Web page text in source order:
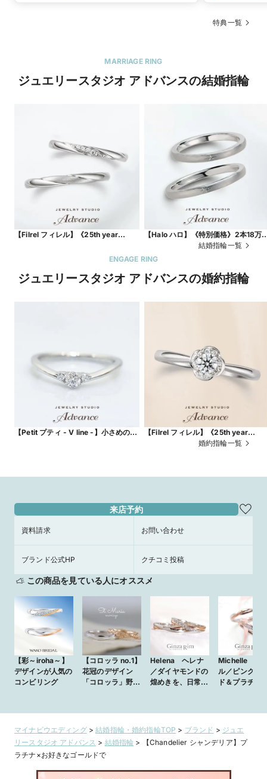
特典一覧
MARRIAGE RING
ジュエリースタジオ アドバンスの結婚指輪
【Filrel フィレル】《25th year
【Halo ハロ】《特別価格》2本18万
5000円から叶うセミオーダー鍛造リ
ング『plus one』
結婚指輪一覧
ENGAGE RING
ジュエリースタジオ アドバンスの婚約指輪
【Petit プティ - V line -】小さめのダ
【Filrel フィレル】《25th year
婚約指輪一覧
来店予約
資料請求 お問い合わせ
ブランド公式HP クチコミ投稿
この商品を見ている人にオススメ
【彩～iroha～】
デザインが人気の
コンビリング
【コロッラ no.1】
花冠のデザイン
「コロッラ」野原
Helena ヘレナ
／ダイヤモンドの
煌めきを、日常に
Michelle ミ
ル／ピンクゴ
ド＆プラチナ
マイナビウエディング>結婚指輪・婚約指輪TOP > ブランド > ジュエ
リースタジオ アドバンス > 結婚指輪 >
【Chandelier シャンデリア】プ
ラチナ×お好きなゴールドで